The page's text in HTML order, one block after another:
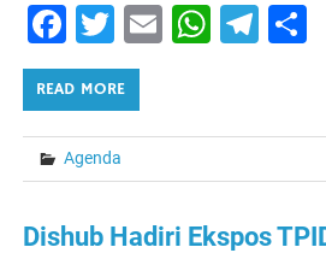
Facebook
Twitter
Email
READ MORE
Agenda
Dishub Hadiri Ekspos